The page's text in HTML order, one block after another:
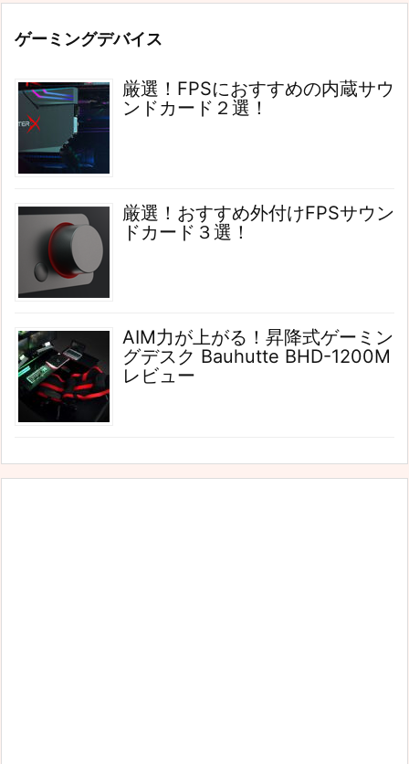
ゲーミングデバイス
厳選！FPSにおすすめの内蔵サウ
ンドカード２選！
厳選！おすすめ外付けFPSサウン
ドカード３選！
AIM力が上がる！昇降式ゲーミン
グデスク Bauhutte BHD-1200M
レビュー